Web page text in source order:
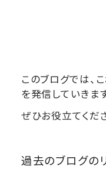
このブログでは、
を発信していきま
ぜひお役立てくだ
過去のブログの